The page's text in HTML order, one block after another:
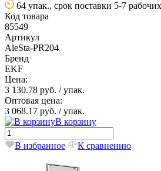
64 упак., срок поставки 5-7
Код товара
85549
Артикул
AleSta-PR204
Бренд
EKF
Цена:
3 130.78 руб. / упак.
Оптовая цена:
3 068.17 руб. / упак.
В корзину
В избранное К сравнению